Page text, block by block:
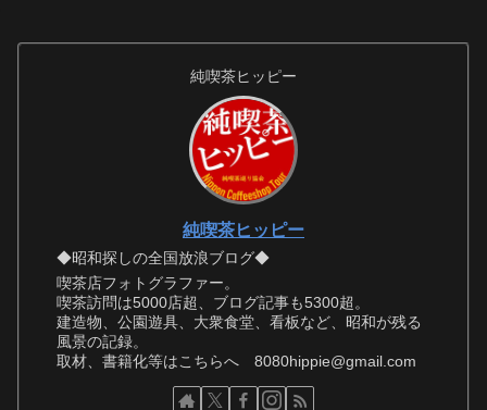
純喫茶ヒッピー
純喫茶ヒッピー
◆昭和探しの全国放浪ブログ◆
喫茶店フォトグラファー。
喫茶訪問は5000店超、ブログ記事も5300超。
建造物、公園遊具、大衆食堂、看板など、昭和が残る
風景の記録。
取材、書籍化等はこちらへ 8080hippie@gmail.com